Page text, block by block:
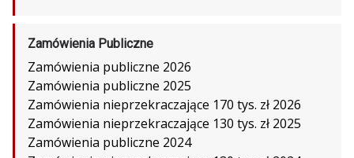
Zamówienia Publiczne
Zamówienia publiczne 2026
Zamówienia publiczne 2025
Zamówienia nieprzekraczające 170 tys. zł 2026
Zamówienia nieprzekraczające 130 tys. zł 2025
Zamówienia publiczne 2024